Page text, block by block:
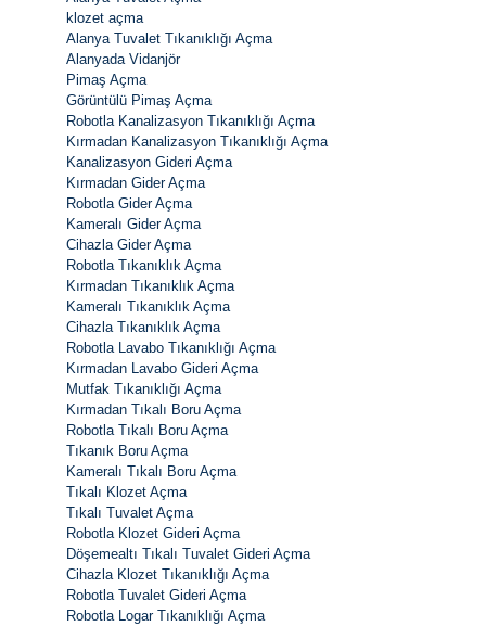
klozet açma
Alanya Tuvalet Tıkanıklığı Açma
Alanyada Vidanjör
Pimaş Açma
Görüntülü Pimaş Açma
Robotla Kanalizasyon Tıkanıklığı Açma
Kırmadan Kanalizasyon Tıkanıklığı Açma
Kanalizasyon Gideri Açma
Kırmadan Gider Açma
Robotla Gider Açma
Kameralı Gider Açma
Cihazla Gider Açma
Robotla Tıkanıklık Açma
Kırmadan Tıkanıklık Açma
Kameralı Tıkanıklık Açma
Cihazla Tıkanıklık Açma
Robotla Lavabo Tıkanıklığı Açma
Kırmadan Lavabo Gideri Açma
Mutfak Tıkanıklığı Açma
Kırmadan Tıkalı Boru Açma
Robotla Tıkalı Boru Açma
Tıkanık Boru Açma
Kameralı Tıkalı Boru Açma
Tıkalı Klozet Açma
Tıkalı Tuvalet Açma
Robotla Klozet Gideri Açma
Döşemealtı Tıkalı Tuvalet Gideri Açma
Cihazla Klozet Tıkanıklığı Açma
Robotla Tuvalet Gideri Açma
Robotla Logar Tıkanıklığı Açma